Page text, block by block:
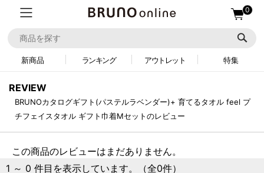
0
新商品 ランキング アウトレット 特集
REVIEW
BRUNOカタログギフト(パステルラベンダー)+ 育てるタオル feel プ
チフェイスタオル ギフト巾着Mセットのレビュー
この商品のレビューはまだありません。
1 ～ 0 件目を表示しています。（全0件）